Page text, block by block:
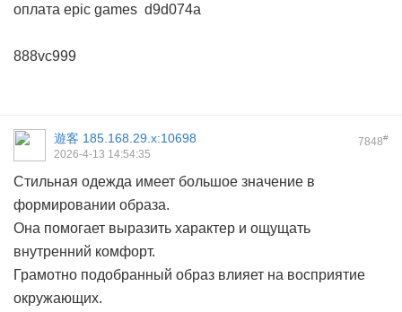
оплата epic games d9d074a
888vc999
7848#
遊客 185.168.29.x:10698
2026-4-13 14:54:35
Стильная одежда имеет большое значение в
формировании образа.
Она помогает выразить характер и ощущать
внутренний комфорт.
Грамотно подобранный образ влияет на восприятие
окружающих.